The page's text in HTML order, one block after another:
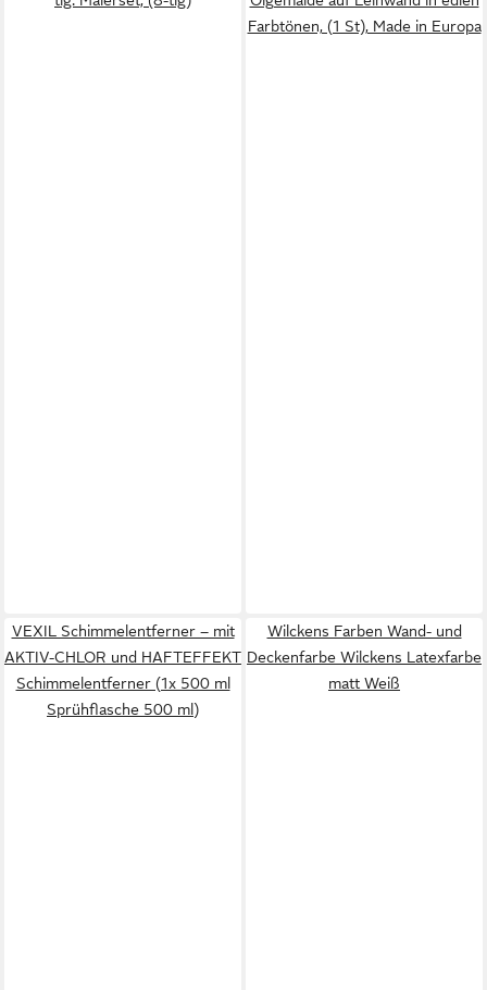
Farbtönen, (1 St), Made in Europa
VEXIL Schimmelentferner – mit
AKTIV-CHLOR und HAFTEFFEKT
Schimmelentferner (1x 500 ml
Sprühflasche 500 ml)
Wilckens Farben Wand- und
Deckenfarbe Wilckens Latexfarbe
matt Weiß